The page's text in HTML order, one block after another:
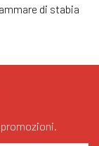
di stabia